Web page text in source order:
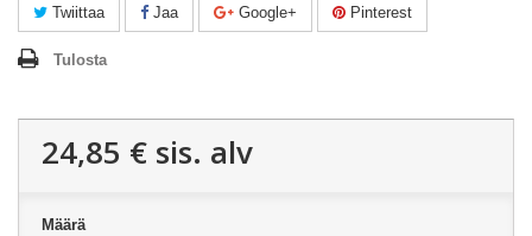
Twiittaa Jaa Google+ Pinterest
Tulosta
24,85 € sis. alv
Määrä